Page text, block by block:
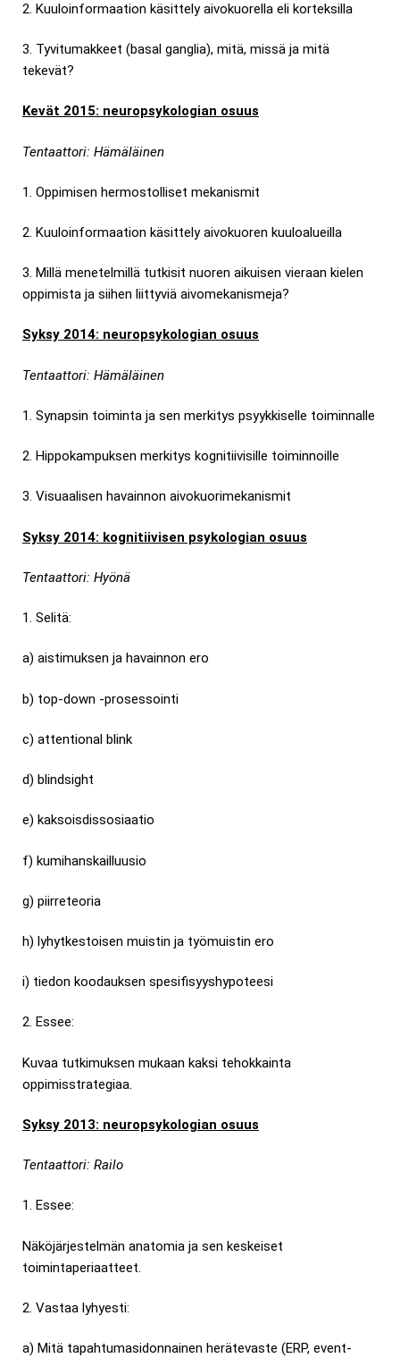
2. Kuuloinformaation käsittely aivokuorella eli korteksilla
3. Tyvitumakkeet (basal ganglia), mitä, missä ja mitä
tekevät?
Kevät 2015: neuropsykologian osuus
Tentaattori: Hämäläinen
1. Oppimisen hermostolliset mekanismit
2. Kuuloinformaation käsittely aivokuoren kuuloalueilla
3. Millä menetelmillä tutkisit nuoren aikuisen vieraan kielen
oppimista ja siihen liittyviä aivomekanismeja?
Syksy 2014: neuropsykologian osuus
Tentaattori: Hämäläinen
1. Synapsin toiminta ja sen merkitys psyykkiselle toiminnalle
2. Hippokampuksen merkitys kognitiivisille toiminnoille
3. Visuaalisen havainnon aivokuorimekanismit
Syksy 2014: kognitiivisen psykologian osuus
Tentaattori: Hyönä
1. Selitä:
a) aistimuksen ja havainnon ero
b) top-down -prosessointi
c) attentional blink
d) blindsight
e) kaksoisdissosiaatio
f) kumihanskailluusio
g) piirreteoria
h) lyhytkestoisen muistin ja työmuistin ero
i) tiedon koodauksen spesifisyyshypoteesi
2. Essee:
Kuvaa tutkimuksen mukaan kaksi tehokkainta
oppimisstrategiaa.
Syksy 2013: neuropsykologian osuus
Tentaattori: Railo
1. Essee:
Näköjärjestelmän anatomia ja sen keskeiset
toimintaperiaatteet.
2. Vastaa lyhyesti:
a) Mitä tapahtumasidonnainen herätevaste (ERP, event-